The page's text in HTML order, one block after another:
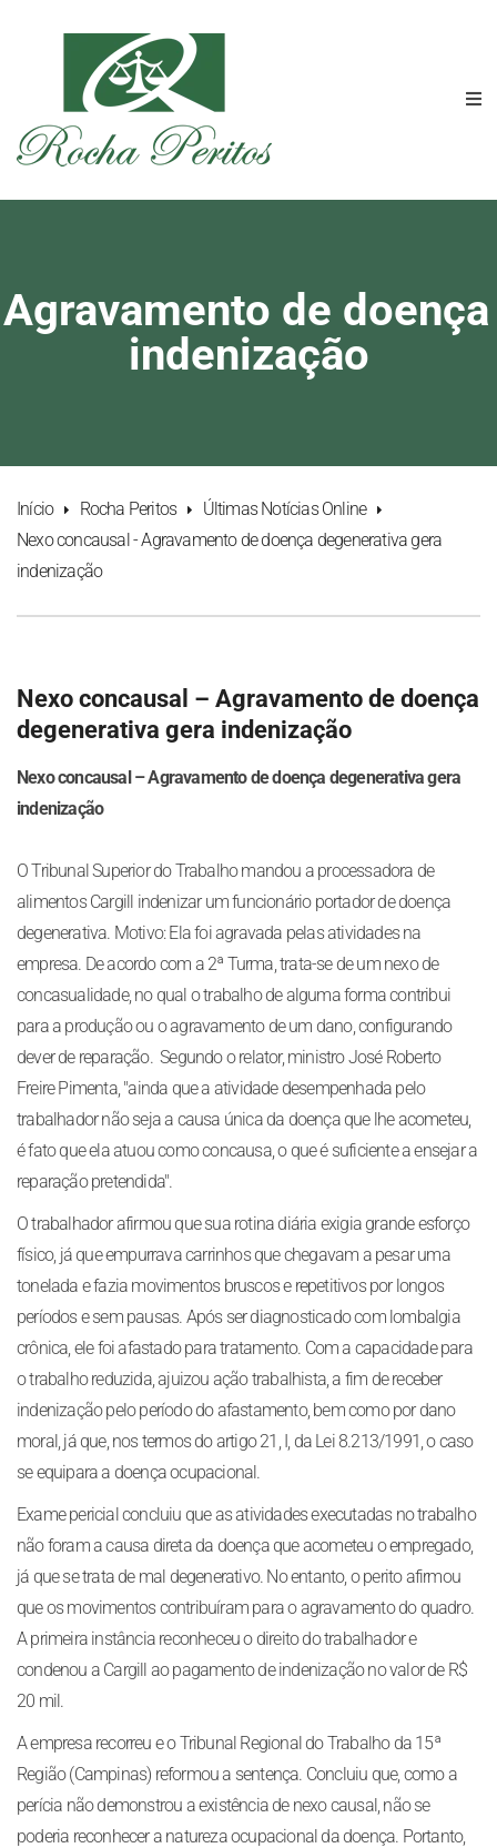
de
indenização
Início Rocha Peritos
Últimas Notícias Online
Nexo concausal - Agravamento de doença degenerativa gera
indenização
Nexo concausal – Agravamento de doença
degenerativa gera indenização
Nexo concausal – Agravamento de doença degenerativa gera
indenização
O Tribunal Superior do Trabalho mandou a processadora de
alimentos Cargill indenizar um funcionário portador de doença
degenerativa. Motivo: Ela foi agravada pelas atividades na
empresa. De acordo com a 2ª Turma, trata-se de um nexo de
concasualidade, no qual o trabalho de alguma forma contribui
para a produção ou o agravamento de um dano, configurando
dever de reparação. Segundo o relator, ministro José Roberto
Freire Pimenta, "ainda que a atividade desempenhada pelo
trabalhador não seja a causa única da doença que lhe acometeu,
é fato que ela atuou como concausa, o que é suficiente a ensejar a
reparação pretendida".
O trabalhador afirmou que sua rotina diária exigia grande esforço
físico, já que empurrava carrinhos que chegavam a pesar uma
tonelada e fazia movimentos bruscos e repetitivos por longos
períodos e sem pausas. Após ser diagnosticado com lombalgia
crônica, ele foi afastado para tratamento. Com a capacidade para
o trabalho reduzida, ajuizou ação trabalhista, a fim de receber
indenização pelo período do afastamento, bem como por dano
moral, já que, nos termos do artigo 21, I, da Lei 8.213/1991, o caso
se equipara a doença ocupacional.
Exame pericial concluiu que as atividades executadas no trabalho
não foram a causa direta da doença que acometeu o empregado,
já que se trata de mal degenerativo. No entanto, o perito afirmou
que os movimentos contribuíram para o agravamento do quadro.
A primeira instância reconheceu o direito do trabalhador e
condenou a Cargill ao pagamento de indenização no valor de R$
20 mil.
A empresa recorreu e o Tribunal Regional do Trabalho da 15ª
Região (Campinas) reformou a sentença. Concluiu que, como a
perícia não demonstrou a existência de nexo causal, não se
poderia reconhecer a natureza ocupacional da doença. Portanto,